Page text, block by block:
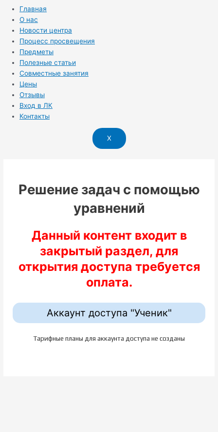
Главная
О нас
Новости центра
Процесс просвещения
Предметы
Полезные статьи
Совместные занятия
Цены
Отзывы
Вход в ЛК
Контакты
X
Решение задач с помощью
уравнений
Данный контент входит в
закрытый раздел, для
открытия доступа требуется
оплата.
Аккаунт доступа "Ученик"
Тарифные планы для аккаунта доступа не созданы